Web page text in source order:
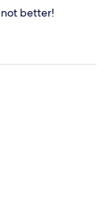
not better!